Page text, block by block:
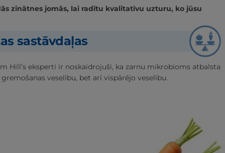
zinātnes jomās, lai radītu kvalitatīvu uzturu, ko jūsu
sastāvdaļas
Hill’s eksperti ir noskaidrojuši, ka zarnu mikrobioms atbalsta
veselību, bet arī vispārējo veselību.